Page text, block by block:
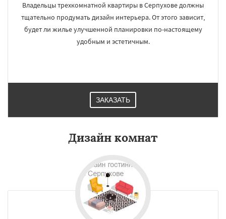
Владельцы трехкомнатной квартиры в Серпухове должны
тщательно продумать дизайн интерьера. От этого зависит,
будет ли жилье улучшенной планировки по-настоящему
удобным и эстетичным.
ЗАКАЗАТЬ
Дизайн комнат